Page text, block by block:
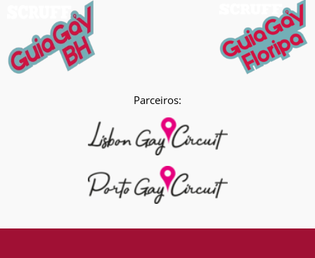
Parceiros: